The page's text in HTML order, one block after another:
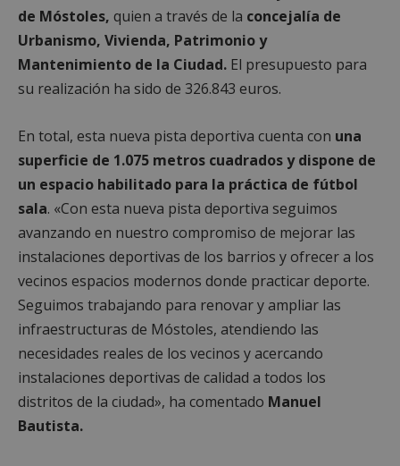
de Móstoles, quien a través de la concejalía de
Urbanismo, Vivienda, Patrimonio y
Mantenimiento de la Ciudad. El presupuesto para
su realización ha sido de 326.843 euros.
En total, esta nueva pista deportiva cuenta con una
superficie de 1.075 metros cuadrados y dispone de
un espacio habilitado para la práctica de fútbol
sala. «Con esta nueva pista deportiva seguimos
avanzando en nuestro compromiso de mejorar las
instalaciones deportivas de los barrios y ofrecer a los
vecinos espacios modernos donde practicar deporte.
Seguimos trabajando para renovar y ampliar las
infraestructuras de Móstoles, atendiendo las
necesidades reales de los vecinos y acercando
instalaciones deportivas de calidad a todos los
distritos de la ciudad», ha comentado Manuel
Bautista.